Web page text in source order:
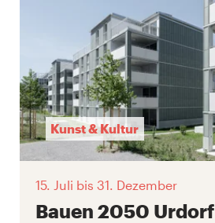
Kunst & Kultur
15. Juli bis 31. Dezember
Bauen 2050 Urdorf